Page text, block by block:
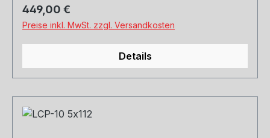
Regulärer Preis:
449,00 €
Preise inkl. MwSt. zzgl. Versandkosten
Details